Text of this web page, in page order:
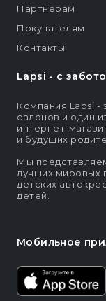
Lapsi - c
Компания Lapsi -
салонов и один
интернет-
и будущих
Мы
лучших мировых
детских
детей.
Мобильное
Партнерам
Покупателям
Контакты